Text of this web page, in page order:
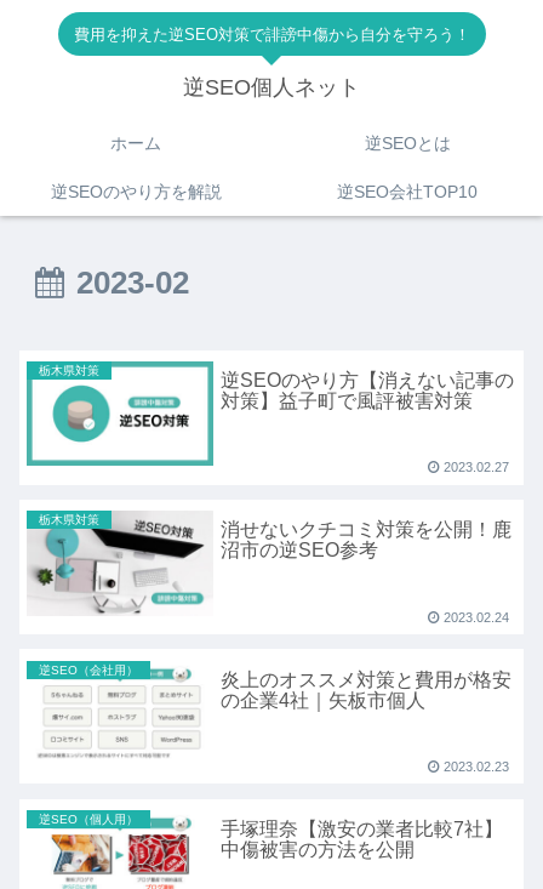
費用を抑えた逆SEO対策で誹謗中傷から自分を守ろう！
逆SEO個人ネット
ホーム 逆SEOとは
逆SEOのやり方を解説 逆SEO会社TOP10
2023-02
栃木県対策
逆SEOのやり方【消えない記事の
対策】益子町で風評被害対策
2023.02.27
栃木県対策
消せないクチコミ対策を公開！鹿
沼市の逆SEO参考
2023.02.24
逆SEO（会社用）
炎上のオススメ対策と費用が格安
の企業4社｜矢板市個人
2023.02.23
逆SEO（個人用）
手塚理奈【激安の業者比較7社】
中傷被害の方法を公開